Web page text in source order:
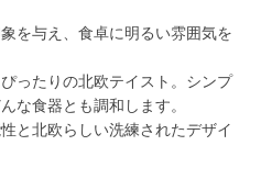
を与え、食卓に明るい雰囲気を
ったりの北欧テイスト。シンプ
な食器とも調和します。
と北欧らしい洗練されたデザイ